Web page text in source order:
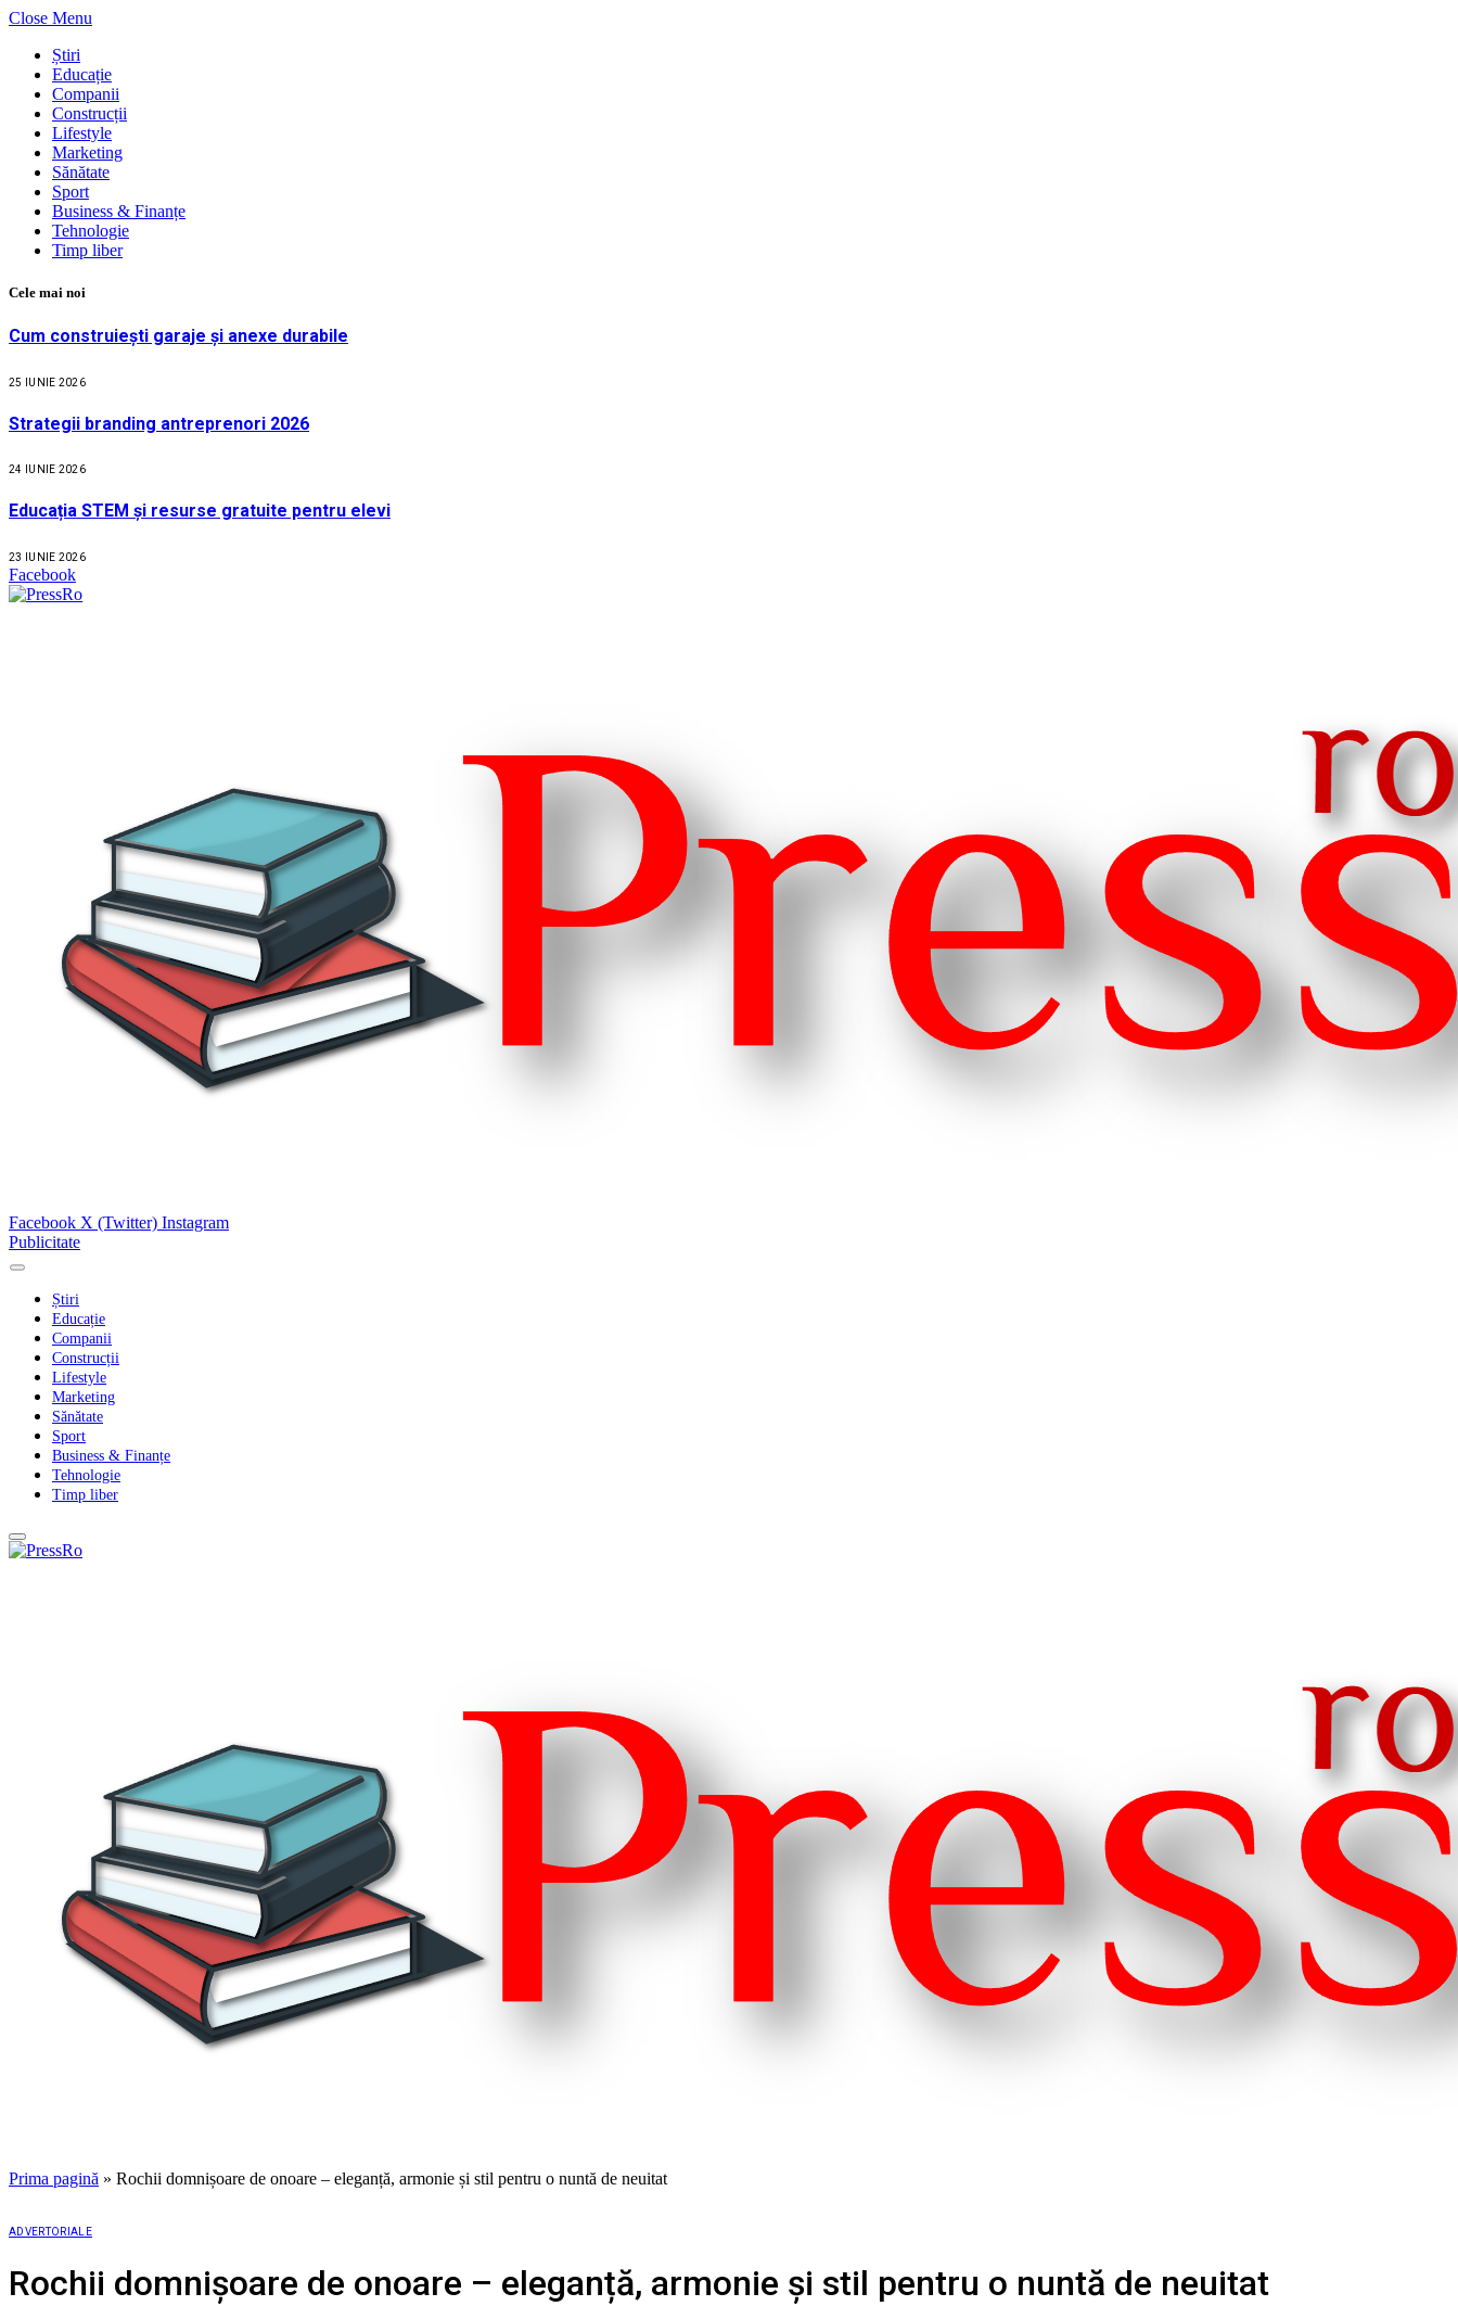
Close Menu
Știri
Educație
Companii
Construcții
Lifestyle
Marketing
Sănătate
Sport
Business & Finanțe
Tehnologie
Timp liber
Cele mai noi
Cum construiești garaje și anexe durabile
25 IUNIE 2026
Strategii branding antreprenori 2026
24 IUNIE 2026
Educația STEM și resurse gratuite pentru elevi
23 IUNIE 2026
Facebook
Facebook X (Twitter) Instagram
Publicitate
Știri
Educație
Companii
Construcții
Lifestyle
Marketing
Sănătate
Sport
Business & Finanțe
Tehnologie
Timp liber
Prima pagină » Rochii domnișoare de onoare – eleganță, armonie și stil pentru o nuntă de neuitat
ADVERTORIALE
Rochii domnișoare de onoare – eleganță, armonie și stil pentru o nuntă de neuitat